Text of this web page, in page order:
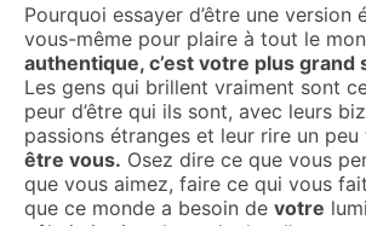
Pourquoi essayer d’être une version
vous-même pour plaire à tout le
authentique, c’est votre plus
Les gens qui brillent vraiment sont
peur d’être qui ils sont, avec leurs
passions étranges et leur rire un
être vous. Osez dire ce que vous
que vous aimez, faire ce qui vous
que ce monde a besoin de votre